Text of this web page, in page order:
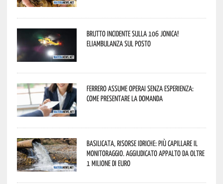
Brutto incidente sulla 106 Jonica!
Eliambulanza sul posto
Ferrero assume operai senza esperienza:
come presentare la domanda
Basilicata, Risorse idriche: più capillare il
monitoraggio. Aggiudicato appalto da oltre
1 milione di euro